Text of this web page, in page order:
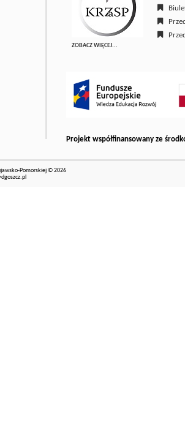
ZOBACZ WIĘCEJ...
Projekt współfinansowany ze
Pomorskiej © 2026